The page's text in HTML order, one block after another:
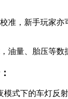
准，新手玩家亦
油量、胎压等数
模式下的车灯反